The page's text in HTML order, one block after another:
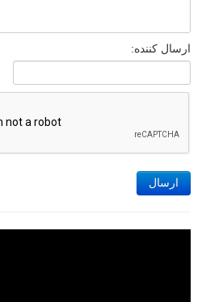
ارسال کننده:
ارسال